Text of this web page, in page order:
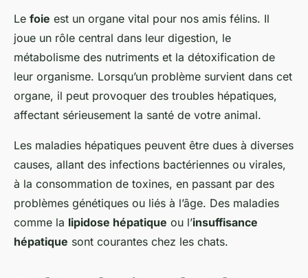
Le foie est un organe vital pour nos amis félins. Il
joue un rôle central dans leur digestion, le
métabolisme des nutriments et la détoxification de
leur organisme. Lorsqu’un problème survient dans cet
organe, il peut provoquer des troubles hépatiques,
affectant sérieusement la santé de votre animal.
Les maladies hépatiques peuvent être dues à diverses
causes, allant des infections bactériennes ou virales,
à la consommation de toxines, en passant par des
problèmes génétiques ou liés à l’âge. Des maladies
comme la lipidose hépatique ou l’insuffisance
hépatique sont courantes chez les chats.